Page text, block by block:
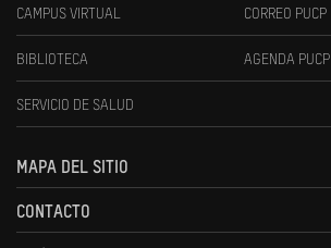
CAMPUS VIRTUAL CORREO PUCP
BIBLIOTECA AGENDA PUCP
SERVICIO DE SALUD
MAPA DEL SITIO
CONTACTO